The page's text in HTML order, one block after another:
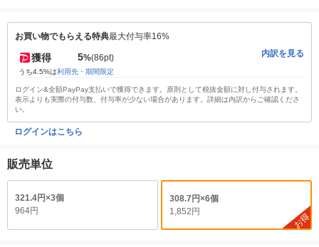
お買い物でもらえる特典最大付与率16%
獲得 5%(86pt)
うち4.5%は利用先・期間限定
内訳を見る
ログイン&全額PayPay支払いで獲得できます。原則として税抜金額に対し付与されます。
表示よりも実際の付与数、付与率が少ない場合があります。詳細は内訳からご確認くださ
い。
ログインはこちら
販売単位
321.4円×3個
964円
308.7円×6個
1,852円
お得